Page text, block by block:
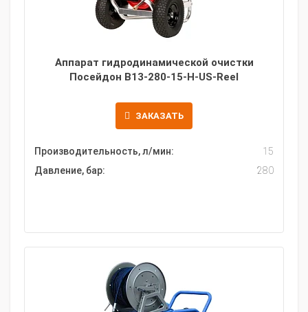
Аппарат гидродинамической очистки
Посейдон B13-280-15-H-US-Reel
ЗАКАЗАТЬ
Производительность, л/мин:
15
Давление, бар:
280